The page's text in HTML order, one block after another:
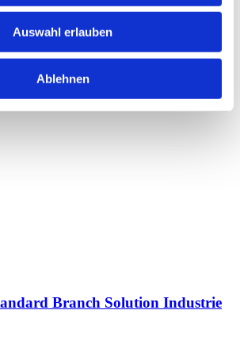
Auswahl erlauben
Ablehnen
EN 50131-1
Branch Solution Industrie